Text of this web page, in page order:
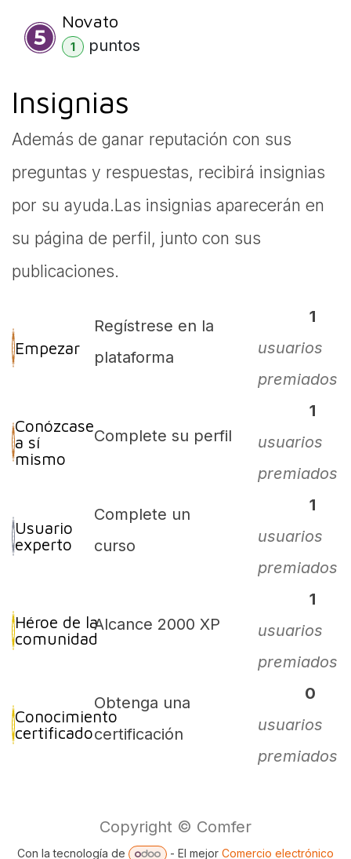
Novato
1 puntos
Insignias
Además de ganar reputación con sus
preguntas y respuestas, recibirá insignias
por su ayuda.Las insignias aparecerán en
su página de perfil, junto con sus
publicaciones.
Empezar
Regístrese en la
plataforma
1
usuarios
premiados
Conózcase
a sí
mismo
Complete su perfil
1
usuarios
premiados
Usuario
experto
Complete un
curso
1
usuarios
premiados
Héroe de la
comunidad
Alcance 2000 XP
1
usuarios
premiados
Conocimiento
certificado
Obtenga una
certificación
0
usuarios
premiados
Copyright © Comfer
Con la tecnología de - El mejor Comercio electrónico